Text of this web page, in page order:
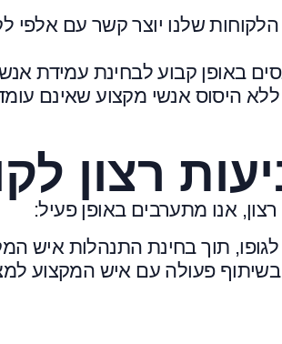
הלקוחות שלנו יוצר קשר עם אלפי
באופן קבוע לבחינת עמידת
היסוס אנשי מקצוע שאינם
רצון
אנו מתערבים באופן פעיל:
תוך בחינת התנהלות איש
פעולה עם איש המקצוע